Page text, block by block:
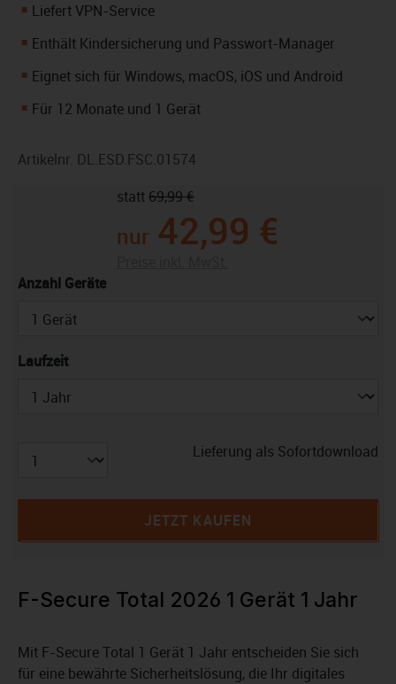
Liefert VPN-Service
Enthält Kindersicherung und Passwort-Manager
Eignet sich für Windows, macOS, iOS und Android
Für 12 Monate und 1 Gerät
Artikelnr. DL.ESD.FSC.01574
nur 42,99 €
statt69,99 €
Anzahl Geräteauswählen
Laufzeitauswählen
Lieferung als Sofortdownload
JETZT KAUFEN
F-Secure Total 2026 1 Gerät 1 Jahr
Mit F-Secure Total 1 Gerät 1 Jahr entscheiden Sie sich
für eine bewährte Sicherheitslösung, die Ihr digitales